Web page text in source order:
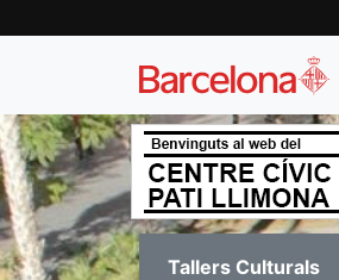
Tallers Culturals